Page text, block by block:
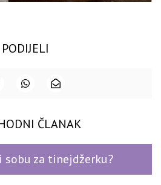
PODIJELI
ČLANAK
sobu za tinejdžerku?